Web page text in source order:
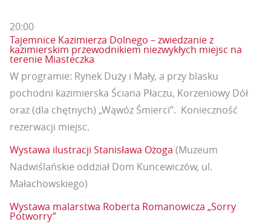
20:00
Tajemnice Kazimierza Dolnego – zwiedzanie z
kazimierskim przewodnikiem niezwykłych miejsc na
terenie Miasteczka
W programie: Rynek Duży i Mały, a przy blasku
pochodni kazimierska Ściana Płaczu, Korzeniowy Dół
oraz (dla chętnych) „Wąwóz Śmierci”. Konieczność
rezerwacji miejsc.
Wystawa ilustracji Stanisława Ożoga (Muzeum
Nadwiślańskie oddział Dom Kuncewiczów, ul.
Małachowskiego)
Wystawa malarstwa Roberta Romanowicza „Sorry
Potworry”